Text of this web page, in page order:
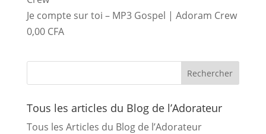
Je compte sur toi – MP3 Gospel | Adoram Crew
0,00 CFA
Tous les articles du Blog de l’Adorateur
Tous les Articles du Blog de l’Adorateur